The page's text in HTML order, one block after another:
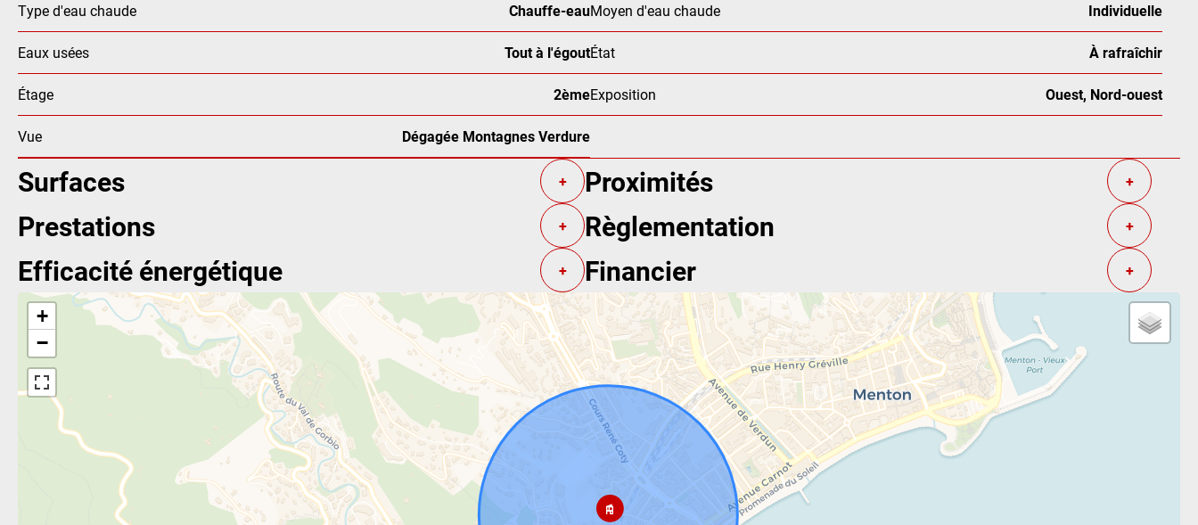
Type d'eau chaude Chauffe-eauMoyen d'eau chaude Individuelle
Eaux usées Tout à l'égoutÉtat À rafraîchir
Étage 2èmeExposition Ouest, Nord-ouest
Vue Dégagée Montagnes Verdure
Surfaces + Proximités +
Prestations + Règlementation +
Efficacité énergétique + Financier +
+
−